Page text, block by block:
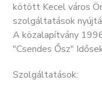
kötött Kecel város
szolgáltatások
A közalapítvány
"Csendes Ősz"
Szolgáltatások: